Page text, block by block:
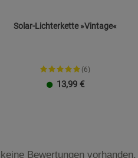
Solar-Lichterkette »Vintage«
(6)
13,99 €
Bewertungen